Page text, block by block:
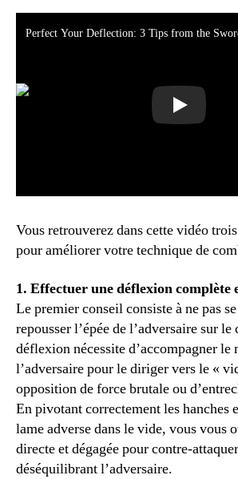
Perfect Your Deflection: 3 Tips from the
Vous retrouverez dans cette vidéo
pour améliorer votre technique de
1. Effectuer une déflexion complète
Le premier conseil consiste à ne pas
repousser l’épée de l’adversaire sur
déflexion nécessite d’accompagner le
l’adversaire pour le diriger vers le «
opposition de force brutale ou
En pivotant correctement les hanches
lame adverse dans le vide, vous vous
directe et dégagée pour contre-
déséquilibrant l’adversaire.